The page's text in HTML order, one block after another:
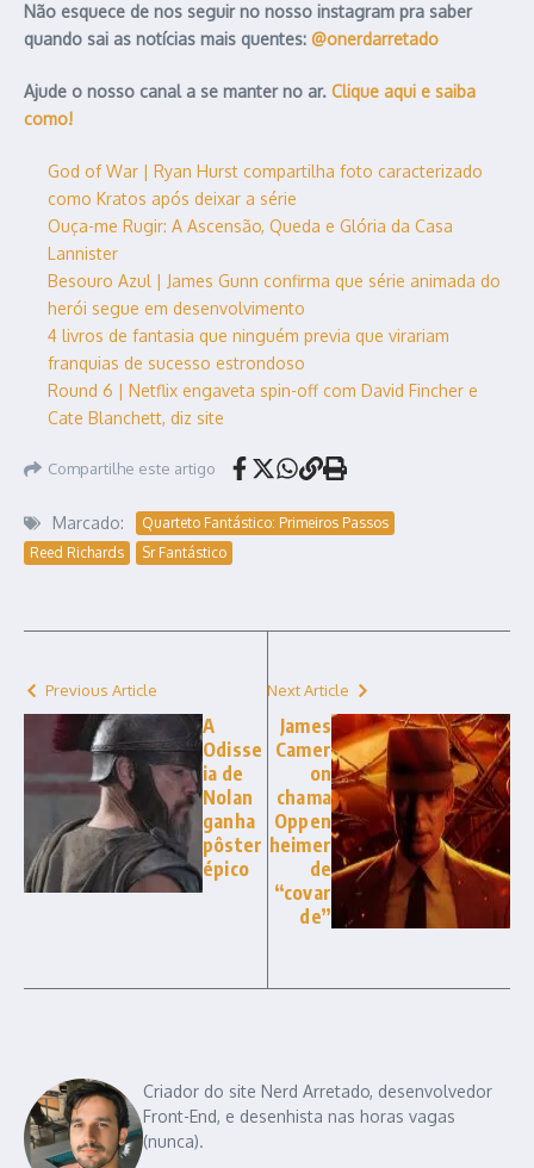
Não esquece de nos seguir no nosso instagram pra saber
quando sai as notícias mais quentes: @onerdarretado
Ajude o nosso canal a se manter no ar. Clique aqui e saiba
como!
God of War | Ryan Hurst compartilha foto caracterizado
como Kratos após deixar a série
Ouça-me Rugir: A Ascensão, Queda e Glória da Casa
Lannister
Besouro Azul | James Gunn confirma que série animada do
herói segue em desenvolvimento
4 livros de fantasia que ninguém previa que virariam
franquias de sucesso estrondoso
Round 6 | Netflix engaveta spin-off com David Fincher e
Cate Blanchett, diz site
Compartilhe este artigo
Marcado:
Quarteto Fantástico: Primeiros Passos
Reed Richards
Sr Fantástico
Previous Article
A
Odisse
ia de
Nolan
ganha
pôster
épico
Next Article
James
Camer
on
chama
Oppen
heimer
de
“covar
de”
Criador do site Nerd Arretado, desenvolvedor
Front-End, e desenhista nas horas vagas
(nunca).